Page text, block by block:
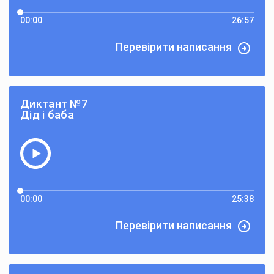
00:00 26:57
Перевірити написання
Диктант №7
Дід і баба
00:00 25:38
Перевірити написання